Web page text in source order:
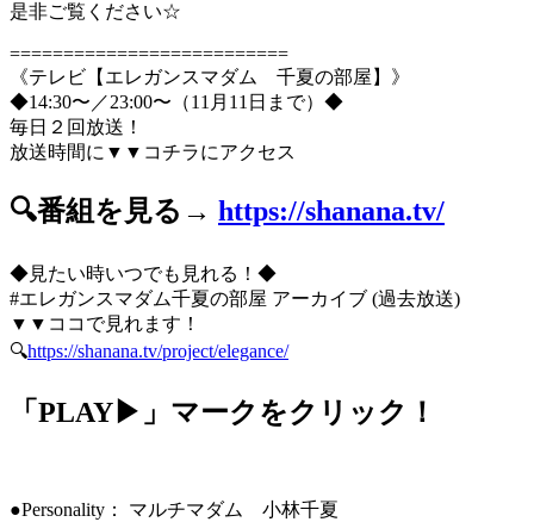
是非ご覧ください☆
==========================
《テレビ【エレガンスマダム 千夏の部屋】》
◆14:30〜／23:00〜（11月11日まで）◆
毎日２回放送！
放送時間に▼▼コチラにアクセス
🔍番組を見る→ https://shanana.tv/
◆見たい時いつでも見れる！◆
#エレガンスマダム千夏の部屋 アーカイブ (過去放送)
▼▼ココで見れます！
🔍https://shanana.tv/project/elegance/
「PLAY▶」マークをクリック！
●Personality： マルチマダム 小林千夏